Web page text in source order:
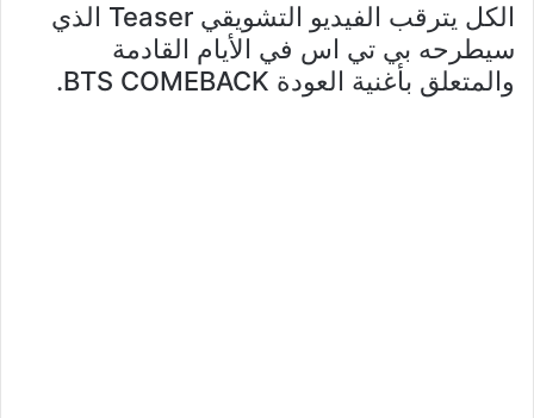
الكل يترقب الفيديو التشويقي Teaser الذي
سيطرحه بي تي اس في الأيام القادمة
والمتعلق بأغنية العودة BTS COMEBACK.